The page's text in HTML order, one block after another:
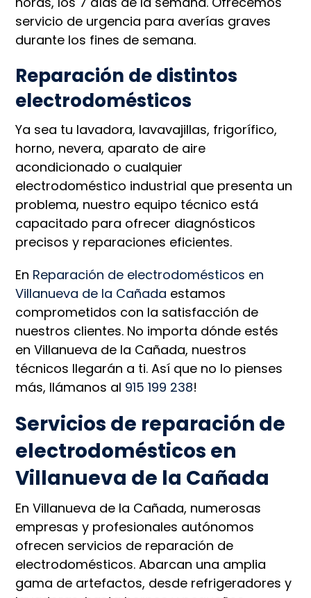
servicio de urgencia para averías graves
durante los fines de semana.
Reparación de distintos
electrodomésticos
Ya sea tu lavadora, lavavajillas, frigorífico,
horno, nevera, aparato de aire
acondicionado o cualquier
electrodoméstico industrial que presenta un
problema, nuestro equipo técnico está
capacitado para ofrecer diagnósticos
precisos y reparaciones eficientes.
En Reparación de electrodomésticos en
Villanueva de la Cañada estamos
comprometidos con la satisfacción de
nuestros clientes. No importa dónde estés
en Villanueva de la Cañada, nuestros
técnicos llegarán a ti. Así que no lo pienses
más, llámanos al 915 199 238!
Servicios de reparación de
electrodomésticos en
Villanueva de la Cañada
En Villanueva de la Cañada, numerosas
empresas y profesionales autónomos
ofrecen servicios de reparación de
electrodomésticos. Abarcan una amplia
gama de artefactos, desde refrigeradores y